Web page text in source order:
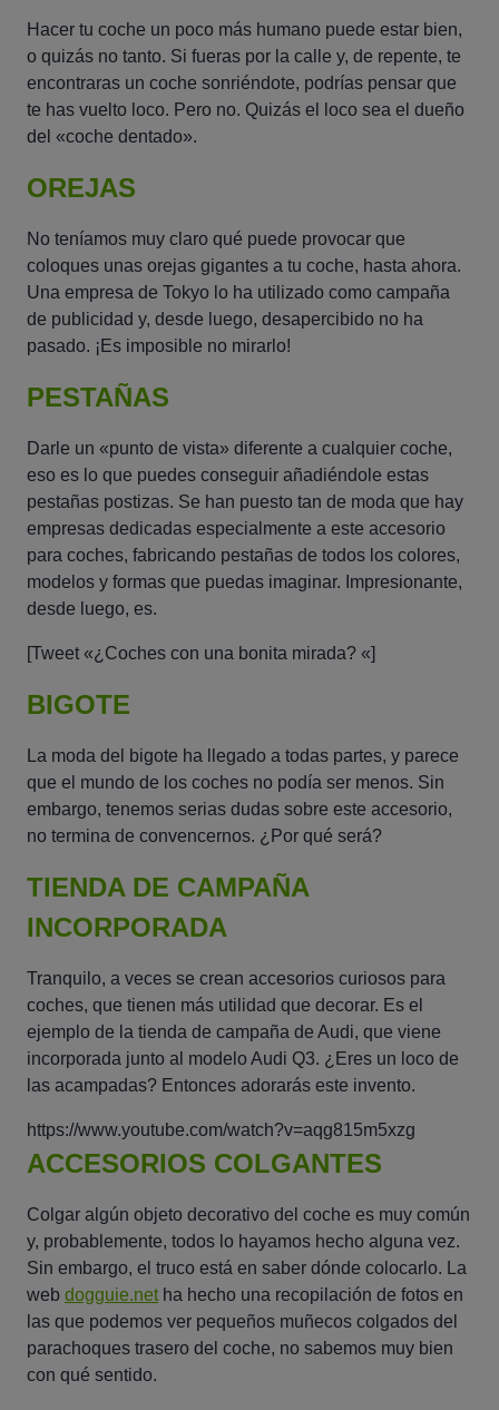
Hacer tu coche un poco más humano puede estar bien,
o quizás no tanto. Si fueras por la calle y, de repente, te
encontraras un coche sonriéndote, podrías pensar que
te has vuelto loco. Pero no. Quizás el loco sea el dueño
del «coche dentado».
OREJAS
No teníamos muy claro qué puede provocar que
coloques unas orejas gigantes a tu coche, hasta ahora.
Una empresa de Tokyo lo ha utilizado como campaña
de publicidad y, desde luego, desapercibido no ha
pasado. ¡Es imposible no mirarlo!
PESTAÑAS
Darle un «punto de vista» diferente a cualquier coche,
eso es lo que puedes conseguir añadiéndole estas
pestañas postizas. Se han puesto tan de moda que hay
empresas dedicadas especialmente a este accesorio
para coches, fabricando pestañas de todos los colores,
modelos y formas que puedas imaginar. Impresionante,
desde luego, es.
[Tweet «¿Coches con una bonita mirada? «]
BIGOTE
La moda del bigote ha llegado a todas partes, y parece
que el mundo de los coches no podía ser menos. Sin
embargo, tenemos serias dudas sobre este accesorio,
no termina de convencernos. ¿Por qué será?
TIENDA DE CAMPAÑA
INCORPORADA
Tranquilo, a veces se crean accesorios curiosos para
coches, que tienen más utilidad que decorar. Es el
ejemplo de la tienda de campaña de Audi, que viene
incorporada junto al modelo Audi Q3. ¿Eres un loco de
las acampadas? Entonces adorarás este invento.
https://www.youtube.com/watch?v=aqg815m5xzg
ACCESORIOS COLGANTES
Colgar algún objeto decorativo del coche es muy común
y, probablemente, todos lo hayamos hecho alguna vez.
Sin embargo, el truco está en saber dónde colocarlo. La
web dogguie.netha hecho una recopilación de fotos en
las que podemos ver pequeños muñecos colgados del
parachoques trasero del coche, no sabemos muy bien
con qué sentido.